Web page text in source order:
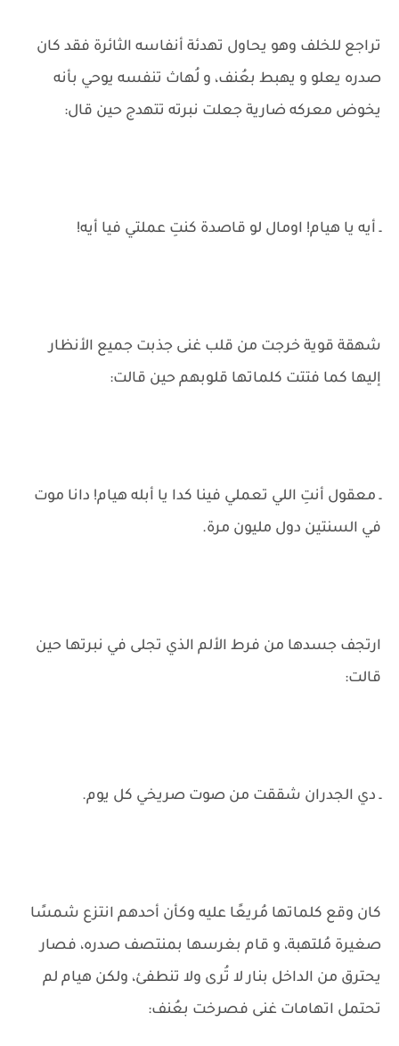
تراجع للخلف وهو يحاول تهدئة أنفاسه الثائرة فقد كان
صدره يعلو و يهبط بعُنف، و لُهاث تنفسه يوحي بأنه
يخوض معركه ضارية جعلت نبرته تتهدج حين قال:
ـ أيه يا هيام! اومال لو قاصدة كنتِ عملتي فيا أيه!
شهقة قوية خرجت من قلب غنى جذبت جميع الأنظار
إليها كما فتتت كلماتها قلوبهم حين قالت:
ـ معقول أنتِ اللي تعملي فينا كدا يا أبله هيام! دانا موت
في السنتين دول مليون مرة.
ارتجف جسدها من فرط الألم الذي تجلى في نبرتها حين
قالت:
ـ دي الجدران شققت من صوت صريخي كل يوم.
كان وقع كلماتها مُريعًا عليه وكأن أحدهم انتزع شمسًا
صغيرة مُلتهبة، و قام بغرسها بمنتصف صدره، فصار
يحترق من الداخل بنار لا تُرى ولا تنطفئ، ولكن هيام لم
تحتمل اتهامات غنى فصرخت بعُنف: